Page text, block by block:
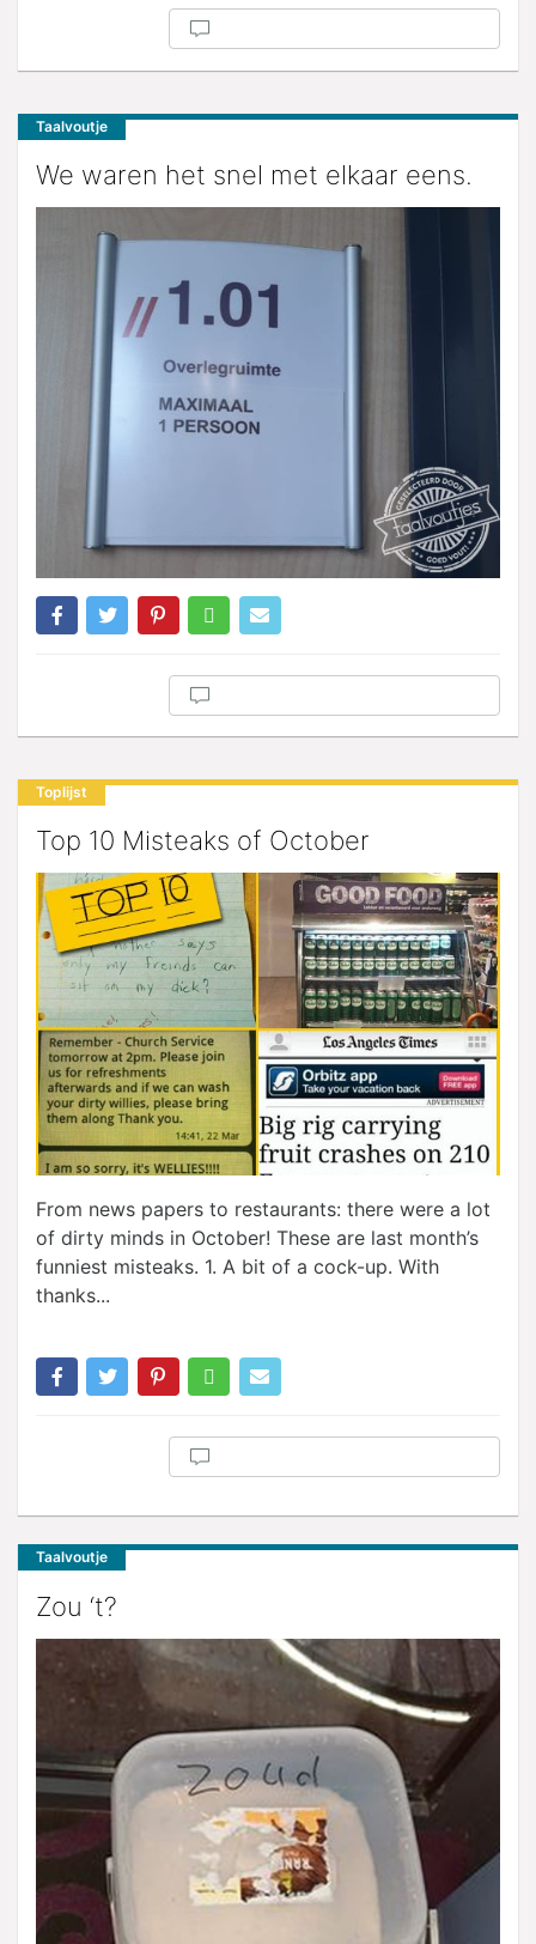
Taalvoutje
We waren het snel met elkaar eens.
Toplijst
Top 10 Misteaks of October
From news papers to restaurants: there were a lot
of dirty minds in October! These are last month’s
funniest misteaks. 1. A bit of a cock-up. With
thanks...
Taalvoutje
Zou ‘t?